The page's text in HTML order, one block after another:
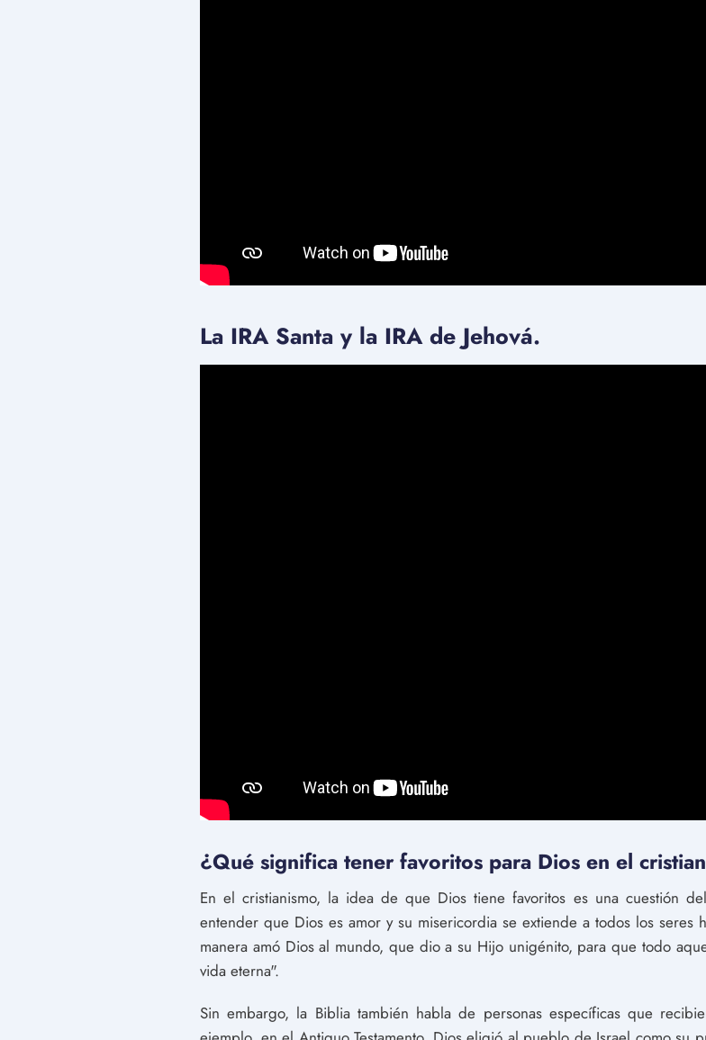
La IRA Santa y la IRA de Jehová.
¿Qué significa tener favoritos para Dios en el
En el cristianismo, la idea de que Dios tiene favoritos es una cuestión
entender que Dios es amor y su misericordia se extiende a todos los seres
manera amó Dios al mundo, que dio a su Hijo unigénito, para que todo
vida eterna".
Sin embargo, la Biblia también habla de personas específicas que